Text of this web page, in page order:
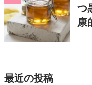
つ
康
最近の投稿